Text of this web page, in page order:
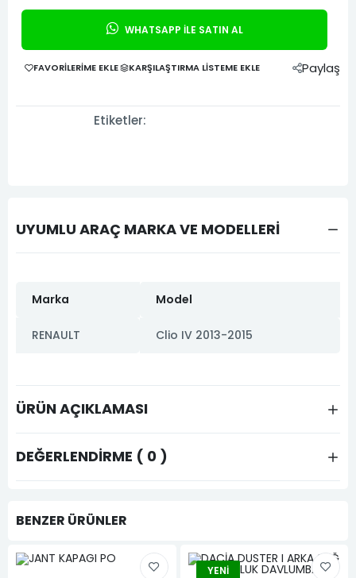
WHATSAPP İLE SATIN AL
FAVORILERIME EKLE KARŞILAŞTIRMA LISTEME EKLE Paylaş
Etiketler:
UYUMLU ARAÇ MARKA VE MODELLERİ
Marka Model
RENAULT Clio IV 2013-2015
ÜRÜN AÇIKLAMASI
DEĞERLENDIRME ( 0 )
BENZER ÜRÜNLER
YENI